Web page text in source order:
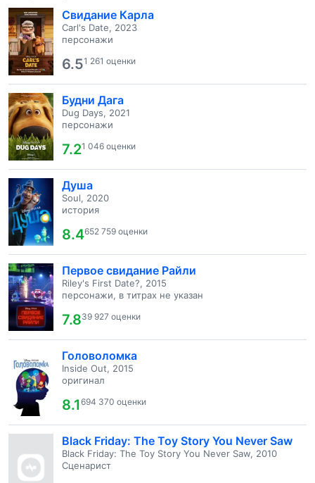
Свидание Карла
Carl's Date, 2023
персонажи
6.51 261 оценки
Будни Дага
Dug Days, 2021
персонажи
7.21 046 оценки
Душа
Soul, 2020
история
8.4652 759 оценки
Первое свидание Райли
Riley's First Date?, 2015
персонажи, в титрах не указан
7.839 927 оценки
Головоломка
Inside Out, 2015
оригинал
8.1694 370 оценки
Black Friday: The Toy Story You Never Saw
Black Friday: The Toy Story You Never Saw, 2010
Сценарист